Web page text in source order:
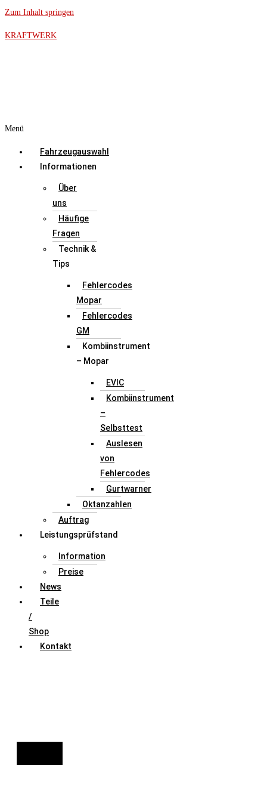
Zum Inhalt springen
KRAFTWERK
Menü
Fahrzeugauswahl
Informationen
Über
uns
Häufige
Fragen
Technik &
Tips
Fehlercodes
Mopar
Fehlercodes
GM
Kombiinstrument
– Mopar
EVIC
Kombiinstrument
–
Selbsttest
Auslesen
von
Fehlercodes
Gurtwarner
Oktanzahlen
Auftrag
Leistungsprüfstand
Information
Preise
News
Teile
/
Shop
Kontakt